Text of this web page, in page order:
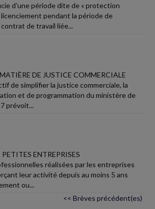
d'une période dite de « protection
pendant la période de
de travail liée...
DE JUSTICE COMMERCIALE
de simplifier la justice commerciale, la
et de programmation du ministère de
prévoit...
PETITES ENTREPRISES
réalisées par les entreprises
leur activité depuis au moins 5 ans
ou...
<< Brèves précédent(es)